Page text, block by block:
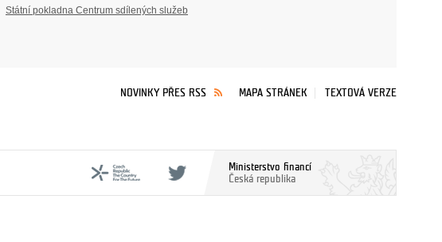
Státní pokladna Centrum sdílených služeb
NOVINKY PŘES RSS MAPA STRÁNEK TEXTOVÁ VERZE
Ministerstvo financí
Česká republika